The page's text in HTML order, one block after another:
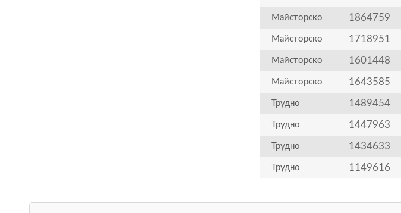
Майсторско 1864759
Майсторско 1718951
Майсторско 1601448
Майсторско 1643585
Трудно 1489454
Трудно 1447963
Трудно 1434633
Трудно 1149616